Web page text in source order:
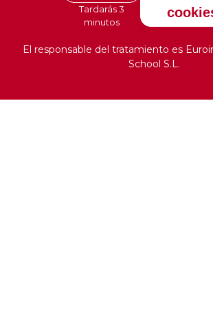
Tardarás 3
minutos
El responsable del tratamiento es
School S.L.